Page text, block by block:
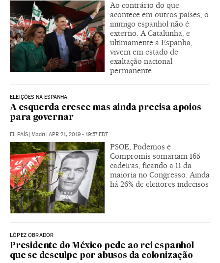
Ao contrário do que
acontece em outros países, o
inimigo espanhol não é
externo. A Catalunha, e
ultimamente a Espanha,
vivem em estado de
exaltação nacional
permanente
ELEIÇÕES NA ESPANHA
A esquerda cresce mas ainda precisa apoios
para governar
EL PAÍS | Madri | APR 21, 2019 - 19:57EDT
PSOE, Podemos e
Compromís somariam 165
cadeiras, ficando a 11 da
maioria no Congresso. Ainda
há 26% de eleitores indecisos
LÓPEZ OBRADOR
Presidente do México pede ao rei espanhol
que se desculpe por abusos da colonização